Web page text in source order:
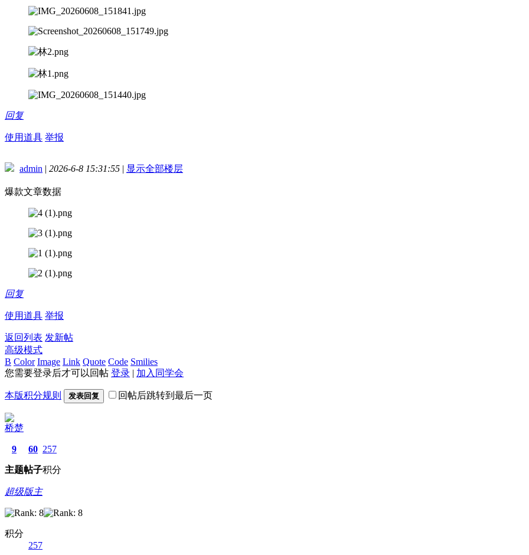
回复
使用道具 举报
admin | 2026-6-8 15:31:55 | 显示全部楼层
爆款文章数据
回复
使用道具 举报
返回列表 发新帖
高级模式
B Color Image Link Quote Code Smilies
您需要登录后才可以回帖 登录 | 加入同学会
本版积分规则 发表回复 回帖后跳转到最后一页
桥楚
9
主题
60
帖子
257
积分
超级版主
积分
257